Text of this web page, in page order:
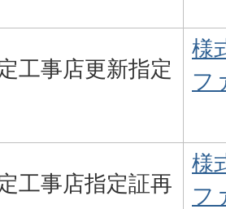
工事店更新指定
様
フ
工事店指定証再
様
フ